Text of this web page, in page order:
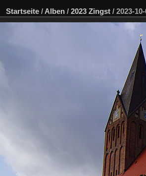
Startseite / Alben / 2023 Zingst / 2023-